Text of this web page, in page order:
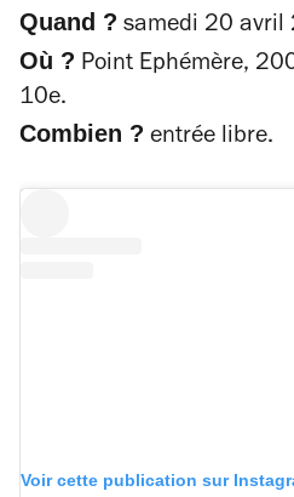
Quand ? samedi 20 avril
Où ? Point Ephémère,
10e.
Combien ? entrée libre.
Voir cette publication sur